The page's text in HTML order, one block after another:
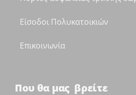
Είσοδοι Πολυκατοικιών
Επικοινωνία
Που θα μας βρείτε